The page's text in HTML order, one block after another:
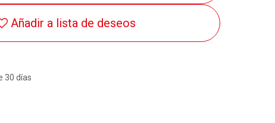
Añadir a lista de deseos
30 días